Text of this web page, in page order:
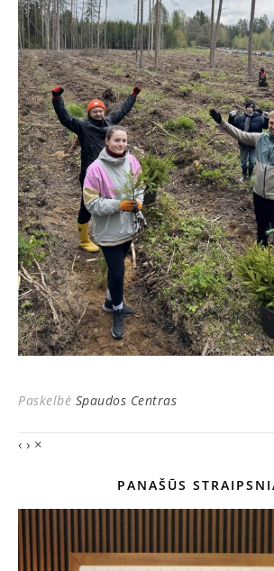
Paskelbė Spaudos Centras
‹ › ×
PANAŠŪS